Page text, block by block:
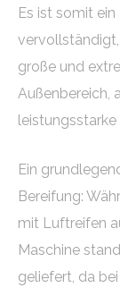
Es ist somit
große und
Außenbereich,
Ein
Bereifung:
mit Luftreifen
Maschine
geliefert, da